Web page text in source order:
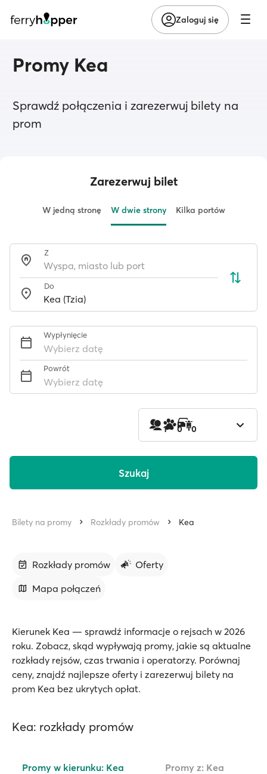
Zaloguj się
Promy Kea
Sprawdź połączenia i zarezerwuj bilety na
prom
Zarezerwuj bilet
W jedną stronę W dwie strony Kilka portów
Z
Do
Wypłynięcie
Wybierz datę
Powrót
Wybierz datę
1 0 0
Szukaj
Bilety na promy Rozkłady promów Kea
Rozkłady promów
Oferty
Mapa połączeń
Kierunek Kea — sprawdź informacje o rejsach w 2026
roku. Zobacz, skąd wypływają promy, jakie są aktualne
rozkłady rejsów, czas trwania i operatorzy. Porównaj
ceny, znajdź najlepsze oferty i zarezerwuj bilety na
prom Kea bez ukrytych opłat.
Kea: rozkłady promów
Promy w kierunku: Kea Promy z: Kea